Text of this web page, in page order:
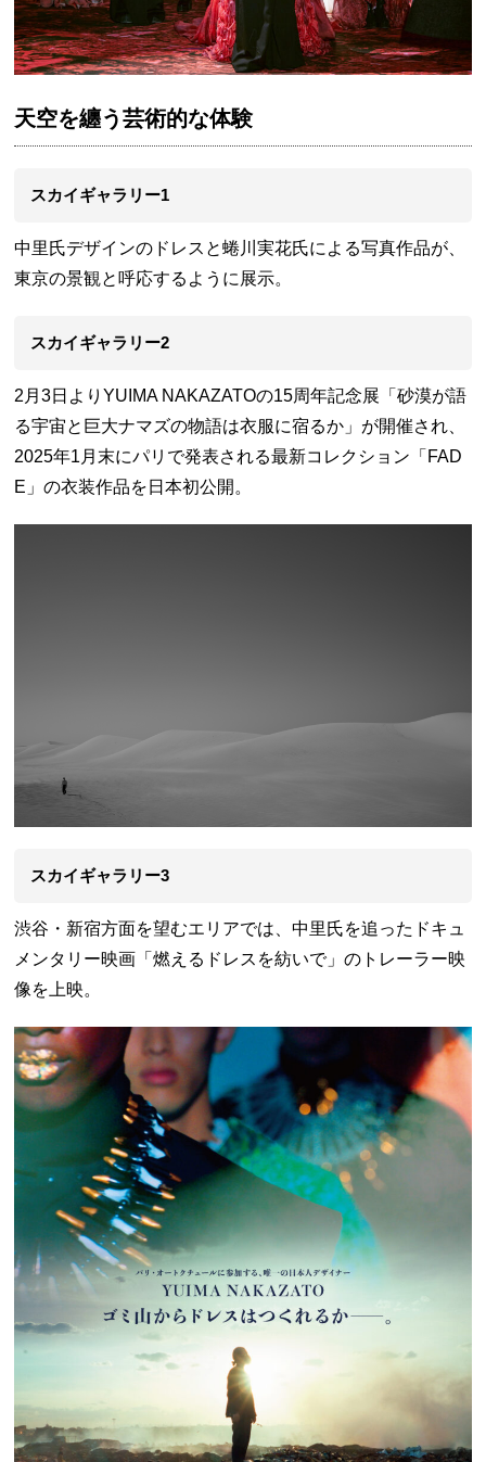
天空を纏う芸術的な体験
スカイギャラリー1
中里氏デザインのドレスと蜷川実花氏による写真作品が、
東京の景観と呼応するように展示。
スカイギャラリー2
2月3日よりYUIMA NAKAZATOの15周年記念展「砂漠が語
る宇宙と巨大ナマズの物語は衣服に宿るか」が開催され、
2025年1月末にパリで発表される最新コレクション「FAD
E」の衣装作品を日本初公開。
スカイギャラリー3
渋谷・新宿方面を望むエリアでは、中里氏を追ったドキュ
メンタリー映画「燃えるドレスを紡いで」のトレーラー映
像を上映。